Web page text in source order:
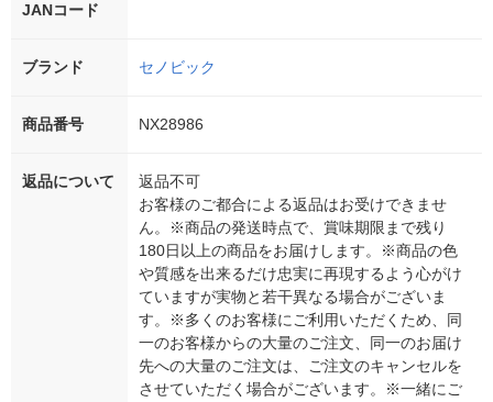
JANコード
ブランド セノビック
商品番号 NX28986
返品について
返品不可
お客様のご都合による返品はお受けできませ
ん。※商品の発送時点で、賞味期限まで残り
180日以上の商品をお届けします。※商品の色
や質感を出来るだけ忠実に再現するよう心がけ
ていますが実物と若干異なる場合がございま
す。※多くのお客様にご利用いただくため、同
一のお客様からの大量のご注文、同一のお届け
先への大量のご注文は、ご注文のキャンセルを
させていただく場合がございます。※一緒にご